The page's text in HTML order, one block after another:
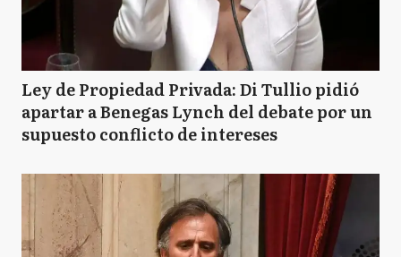
Ley de Propiedad Privada: Di Tullio pidió
apartar a Benegas Lynch del debate por un
supuesto conflicto de intereses